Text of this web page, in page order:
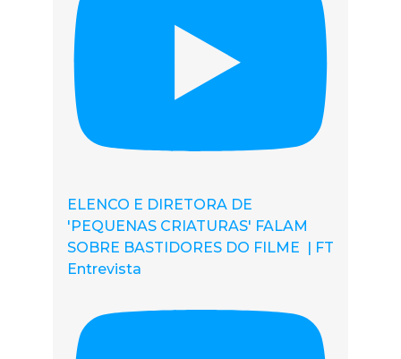
ELENCO E DIRETORA DE
'PEQUENAS CRIATURAS' FALAM
SOBRE BASTIDORES DO FILME | FT
Entrevista